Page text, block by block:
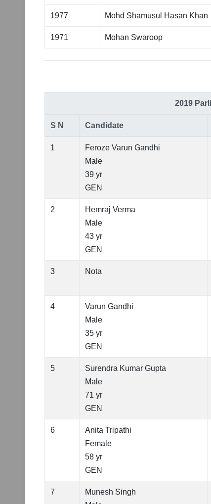
1977 Mohd Shamusul Hasan Khan
1971 Mohan Swaroop
2019
S N Candidate
1
Feroze Varun Gandhi
Male
39 yr
GEN
2
Hemraj Verma
Male
43 yr
GEN
3 Nota
4
Varun Gandhi
Male
35 yr
GEN
5
Surendra Kumar Gupta
Male
71 yr
GEN
6
Anita Tripathi
Female
58 yr
GEN
7
Munesh Singh